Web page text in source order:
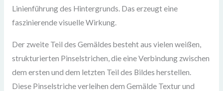
Linienführung des Hintergrunds. Das erzeugt eine
faszinierende visuelle Wirkung.
Der zweite Teil des Gemäldes besteht aus vielen weißen,
strukturierten Pinselstrichen, die eine Verbindung zwischen
dem ersten und dem letzten Teil des Bildes herstellen.
Diese Pinselstriche verleihen dem Gemälde Textur und